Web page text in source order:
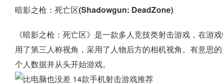
暗影之枪：死亡区(Shadowgun: DeadZone)
《暗影之枪：死亡区》是一款多人竞技类射击游戏，在
用了第三人称视角，采用了人物后方的相机视角。有意思
个人数据并从头开始游戏。